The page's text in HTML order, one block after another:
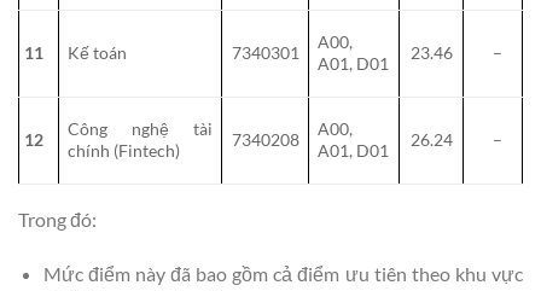
11 Kế toán 7340301
A00,
A01, D01
23.46 –
12
Công nghệ tài
chính (Fintech)
7340208
A00,
A01, D01
26.24 –
Trong đó:
Mức điểm này đã bao gồm cả điểm ưu tiên theo khu vực